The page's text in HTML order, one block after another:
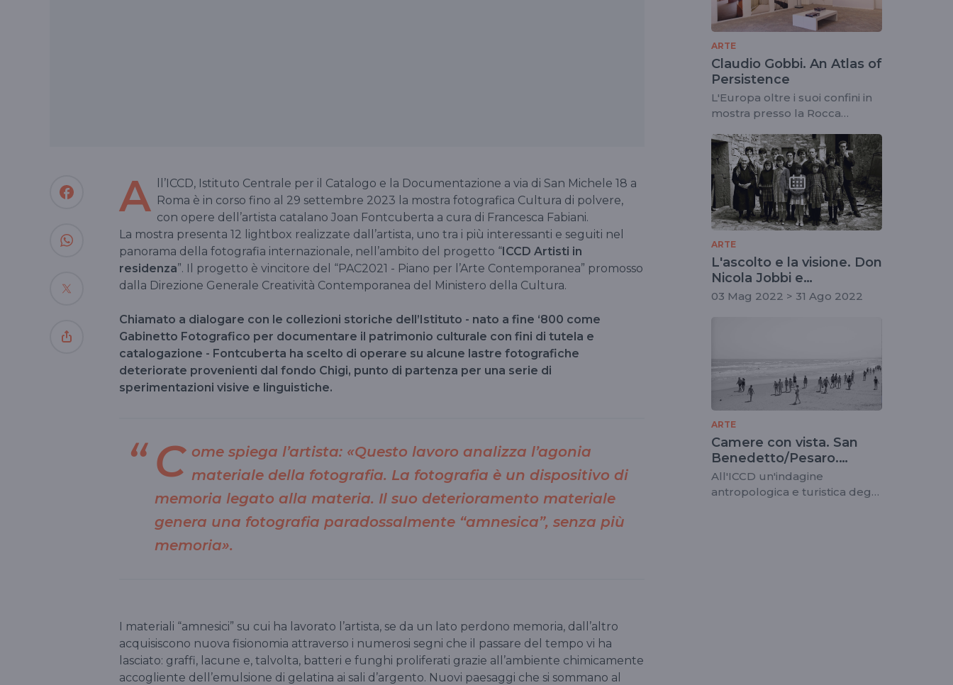
A
ll’ICCD, Istituto Centrale per il Catalogo e la Documentazione a via di San Michele 18 a
Roma è in corso fino al 29 settembre 2023 la mostra fotografica Cultura di polvere,
con opere dell’artista catalano Joan Fontcuberta a cura di Francesca Fabiani.
La mostra presenta 12 lightbox realizzate dall’artista, uno tra i più interessanti e seguiti nel
panorama della fotografia internazionale, nell’ambito del progetto “ICCD Artisti in
residenza”. Il progetto è vincitore del “PAC2021 - Piano per l’Arte Contemporanea” promosso
dalla Direzione Generale Creatività Contemporanea del Ministero della Cultura.
Chiamato a dialogare con le collezioni storiche dell’Istituto - nato a fine ‘800 come
Gabinetto Fotografico per documentare il patrimonio culturale con fini di tutela e
catalogazione - Fontcuberta ha scelto di operare su alcune lastre fotografiche
deteriorate provenienti dal fondo Chigi, punto di partenza per una serie di
sperimentazioni visive e linguistiche.
C ome spiega l’artista: «Questo lavoro analizza l’agonia
materiale della fotografia. La fotografia è un dispositivo di
memoria legato alla materia. Il suo deterioramento materiale
genera una fotografia paradossalmente “amnesica”, senza più
memoria».
I materiali “amnesici” su cui ha lavorato l’artista, se da un lato perdono memoria, dall’altro
acquisiscono nuova fisionomia attraverso i numerosi segni che il passare del tempo vi ha
lasciato: graffi, lacune e, talvolta, batteri e funghi proliferati grazie all’ambiente chimicamente
accogliente dell’emulsione di gelatina ai sali d’argento. Nuovi paesaggi che si sommano al
ARTE
Claudio Gobbi. An Atlas of
Persistence
L'Europa oltre i suoi confini in
mostra presso la Rocca
ARTE
L'ascolto e la visione. Don
Nicola Jobbi e
l'Appennino centrale del
03 Mag 2022 > 31 Ago 2022
ARTE
Camere con vista. San
Benedetto/Pesaro.
Andata e ritorno
All'ICCD un'indagine
antropologica e turistica degli